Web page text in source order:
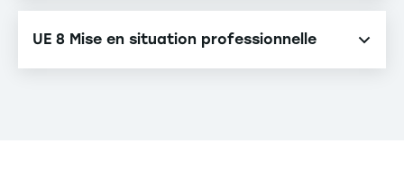
Stratégie
Environnement comptable et fiscal
Anglais des affaires 2
UE 8 Mise en situation professionnelle